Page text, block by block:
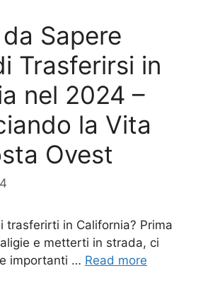
Sapere
Trasferirsi in
nel 2024 –
la Vita
Ovest
trasferirti in California? Prima
e metterti in strada, ci
importanti … Read more